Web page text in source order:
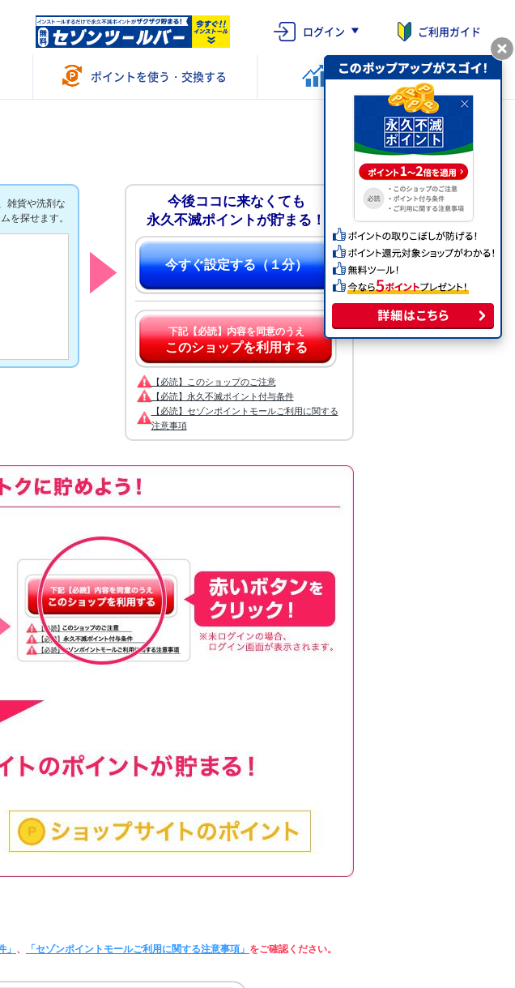
ログイン ご利用ガイド
ポイントを使う・交換する ポイントを運用する
雑貨や洗剤な
を探せます。
今後ココに来なくても
永久不滅ポイントが貯まる！
今すぐ設定する（１分）
下記【必読】内容を同意のうえ
このショップを利用する
【必読】このショップのご注意
【必読】永久不滅ポイント付与条件
【必読】セゾンポイントモールご利用に関する
注意事項
」 、 「セゾンポイントモールご利用に関する注意事項」 をご確認ください。